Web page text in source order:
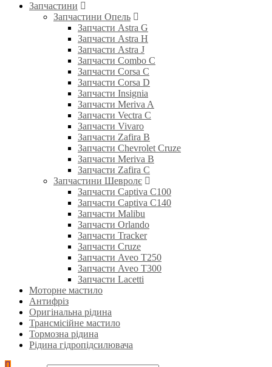
Запчастини
Запчастини Опель
Запчасти Astra G
Запчасти Astra H
Запчасти Astra J
Запчасти Combo C
Запчасти Corsa C
Запчасти Corsa D
Запчасти Insignia
Запчасти Meriva A
Запчасти Vectra C
Запчасти Vivaro
Запчасти Zafira B
Запчасти Chevrolet Cruze
Запчасти Meriva B
Запчасти Zafira C
Запчастини Шевролє
Запчасти Captiva C100
Запчасти Captiva C140
Запчасти Malibu
Запчасти Orlando
Запчасти Tracker
Запчасти Cruze
Запчасти Aveo T250
Запчасти Aveo T300
Запчасти Lacetti
Моторне мастило
Антифріз
Оригінальна рідина
Трансмісійне мастило
Тормозна рідина
Рідина гідропідсилювача